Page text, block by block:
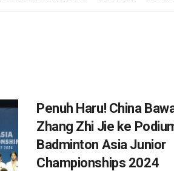
Penuh Haru! China
Zhang Zhi Jie ke
Badminton Asia Junior
Championships 2024